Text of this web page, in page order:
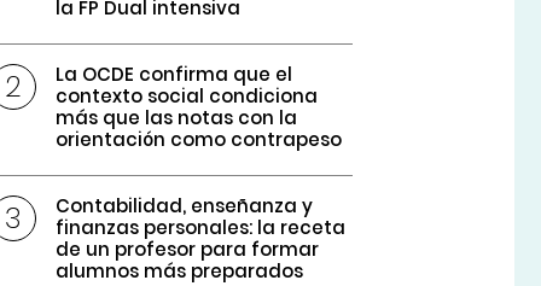
la FP Dual intensiva
La OCDE confirma que el
contexto social condiciona
más que las notas con la
orientación como contrapeso
Contabilidad, enseñanza y
finanzas personales: la receta
de un profesor para formar
alumnos más preparados